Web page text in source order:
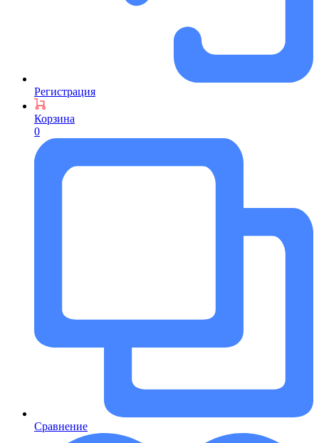
Регистрация
Корзина
0
Сравнение